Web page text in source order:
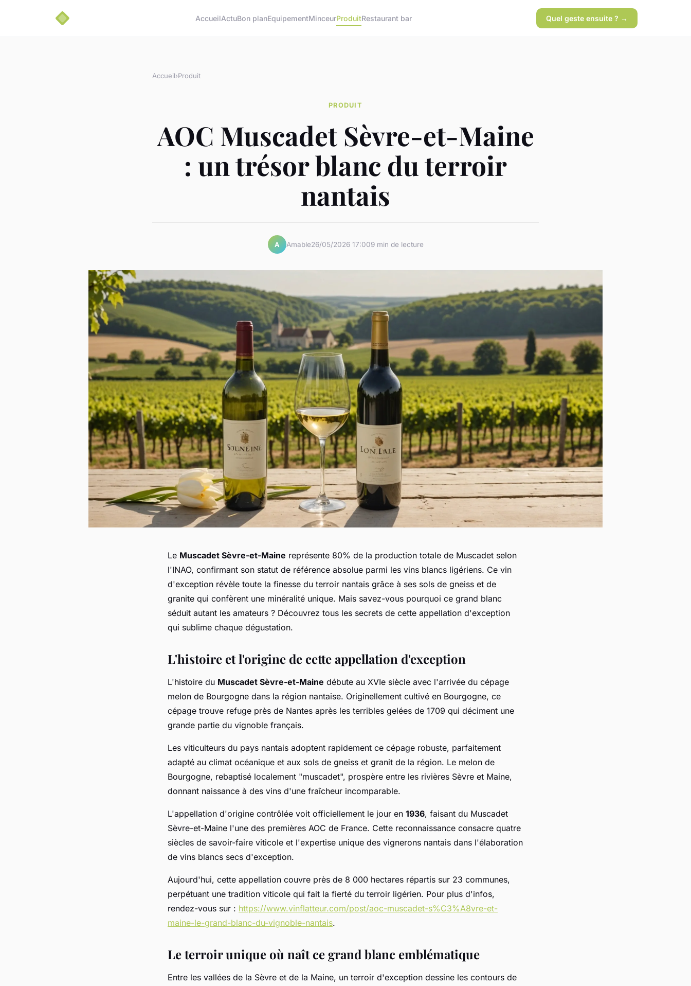
AccueilActuBon planEquipementMinceurProduitRestaurant bar Quel geste ensuite ? →
Accueil›Produit
PRODUIT
AOC Muscadet Sèvre-et-Maine
: un trésor blanc du terroir
nantais
A Amable26/05/2026 17:009 min de lecture
Le Muscadet Sèvre-et-Maine représente 80% de la production totale de Muscadet selon
l'INAO, confirmant son statut de référence absolue parmi les vins blancs ligériens. Ce vin
d'exception révèle toute la finesse du terroir nantais grâce à ses sols de gneiss et de
granite qui confèrent une minéralité unique. Mais savez-vous pourquoi ce grand blanc
séduit autant les amateurs ? Découvrez tous les secrets de cette appellation d'exception
qui sublime chaque dégustation.
L'histoire et l'origine de cette appellation d'exception
L'histoire du Muscadet Sèvre-et-Maine débute au XVIe siècle avec l'arrivée du cépage
melon de Bourgogne dans la région nantaise. Originellement cultivé en Bourgogne, ce
cépage trouve refuge près de Nantes après les terribles gelées de 1709 qui déciment une
grande partie du vignoble français.
Les viticulteurs du pays nantais adoptent rapidement ce cépage robuste, parfaitement
adapté au climat océanique et aux sols de gneiss et granit de la région. Le melon de
Bourgogne, rebaptisé localement "muscadet", prospère entre les rivières Sèvre et Maine,
donnant naissance à des vins d'une fraîcheur incomparable.
L'appellation d'origine contrôlée voit officiellement le jour en 1936, faisant du Muscadet
Sèvre-et-Maine l'une des premières AOC de France. Cette reconnaissance consacre quatre
siècles de savoir-faire viticole et l'expertise unique des vignerons nantais dans l'élaboration
de vins blancs secs d'exception.
Aujourd'hui, cette appellation couvre près de 8 000 hectares répartis sur 23 communes,
perpétuant une tradition viticole qui fait la fierté du terroir ligérien. Pour plus d'infos,
rendez-vous sur : https://www.vinflatteur.com/post/aoc-muscadet-s%C3%A8vre-et-
maine-le-grand-blanc-du-vignoble-nantais.
Le terroir unique où naît ce grand blanc emblématique
Entre les vallées de la Sèvre et de la Maine, un terroir d'exception dessine les contours de